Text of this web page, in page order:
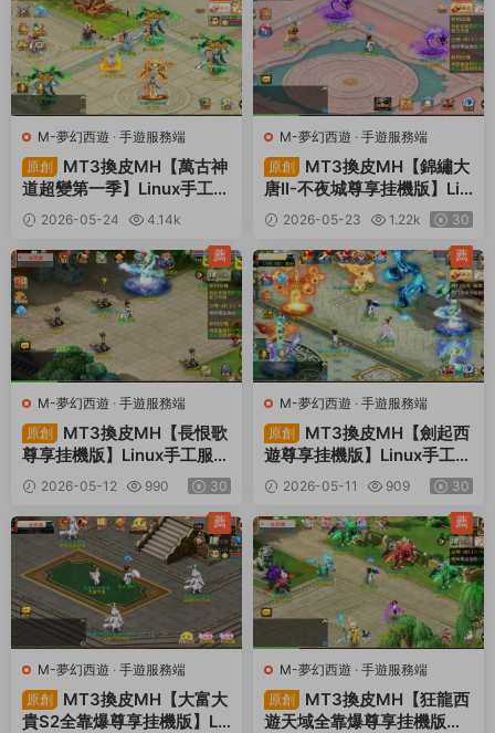
M-夢幻西遊 · 手遊服務端
原創
MT3換皮MH【萬古神
道超變第一季】Linux手工服
務端+安卓蘋果雙端+GM後
台+全套源碼+視頻架設教程
2026-05-24
4.14k
M-夢幻西遊 · 手遊服務端
原創
MT3換皮MH【錦繡大
唐II-不夜城尊享挂機版】Lin
ux手工服務端+安卓蘋果雙
端+GM後台+全套源碼+視
頻架設教程
2026-05-23 1.22k 30
M-夢幻西遊 · 手遊服務端
原創
MT3換皮MH【長恨歌
尊享挂機版】Linux手工服務
端+安卓蘋果雙端+GM後台
+全套源碼+視頻架設教程
2026-05-12 990 30
薦
M-夢幻西遊 · 手遊服務端
原創
MT3換皮MH【劍起西
遊尊享挂機版】Linux手工服
務端+安卓蘋果雙端+GM後
台+全套源碼+視頻架設教程
2026-05-11 909 30
薦
M-夢幻西遊 · 手遊服務端
原創
MT3換皮MH【大富大
貴S2全靠爆尊享挂機版】Li
薦
M-夢幻西遊 · 手遊服務端
原創
MT3換皮MH【狂龍西
遊天域全靠爆尊享挂機版】L
薦